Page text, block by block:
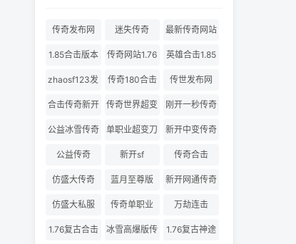
传奇发布网 迷失传奇 最新传奇网站
1.85合击版本 传奇网站1.76
英雄合击1.85
合击
zhaosf123发
布网
传奇180合击 传世发布网
合击传奇新开
服
传奇世界超变
刚开一秒传奇
180合击
公益冰雪传奇
单职业超变刀
刀切割
新开中变传奇
公益传奇 新开sf 传奇合击
仿盛大传奇 蓝月至尊版 新开网通传奇
仿盛大私服 传奇单职业 万劫连击
1.76复古合击
冰雪高爆版传
1.76复古神途